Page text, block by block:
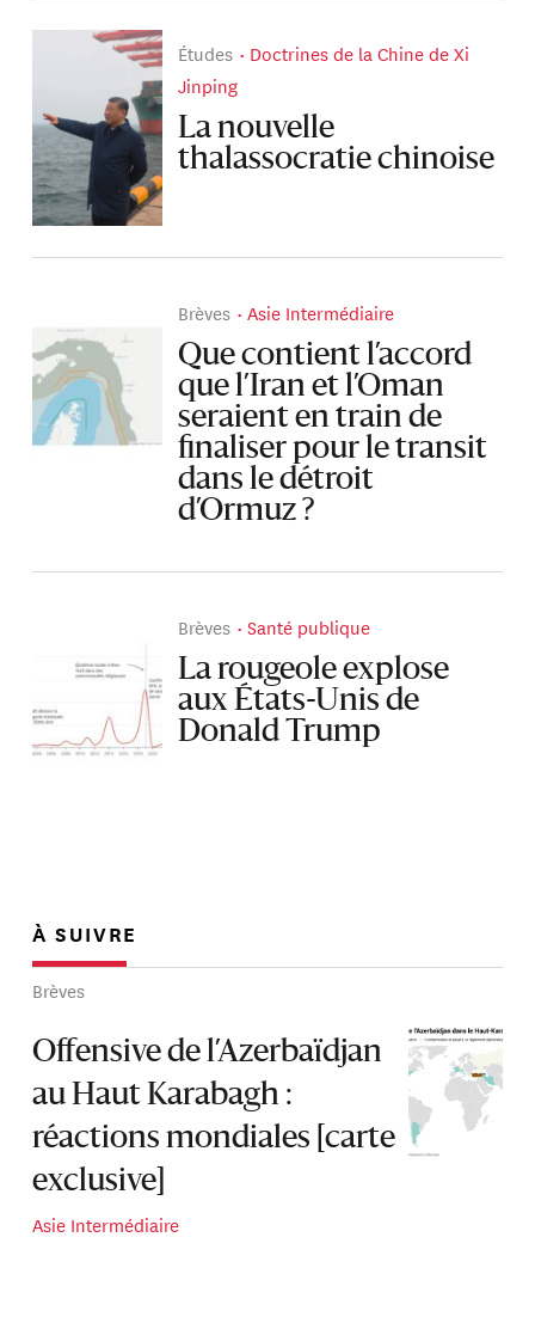
Études
Doctrines de la Chine de Xi
Jinping
La nouvelle
thalassocratie chinoise
Brèves Asie Intermédiaire
Que contient l’accord
que l’Iran et l’Oman
seraient en train de
finaliser pour le transit
dans le détroit
d’Ormuz ?
Brèves Santé publique
La rougeole explose
aux États-Unis de
Donald Trump
À SUIVRE
Brèves
Offensive de l’Azerbaïdjan
au Haut Karabagh :
réactions mondiales [carte
exclusive]
Asie Intermédiaire